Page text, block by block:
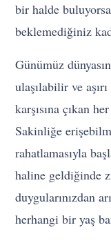
bir halde
beklemediğiniz
Günümüz
ulaşılabilir ve
karşısına çıkan
Sakinliğe
rahatlamasıyla
haline geldiğinde
duygularınızdan
herhangi bir yaş